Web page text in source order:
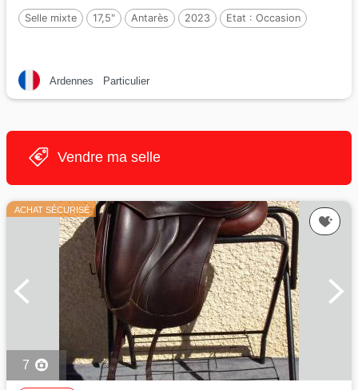
Selle mixte 17,5" Antarès 2023 Etat : Occasion
Ardennes Particulier
Vendre ma selle
ACHAT SÉCURISÉ
7